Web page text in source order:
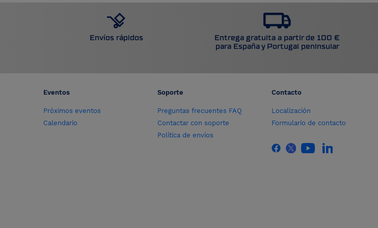
Envíos rápidos
Entrega gratuita a partir de 100 €
para España y Portugal peninsular
Eventos
Próximos eventos
Calendario
Soporte
Preguntas frecuentes FAQ
Contactar con soporte
Política de envíos
Contacto
Localización
Formulario de contacto